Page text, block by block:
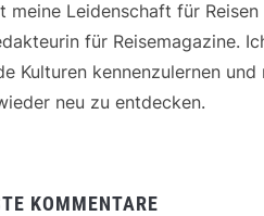
Leidenschaft für
für Reisemagazine.
Kulturen kennenzulernen und
neu zu entdecken.
KOMMENTARE